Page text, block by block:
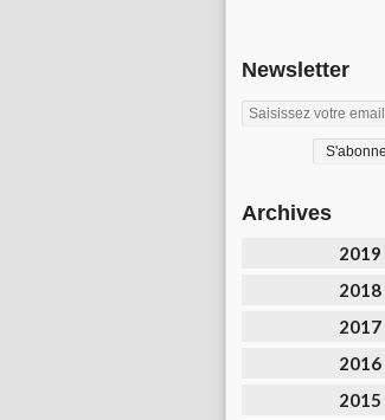
Newsletter
Archives
2019
2018
2017
2016
2015